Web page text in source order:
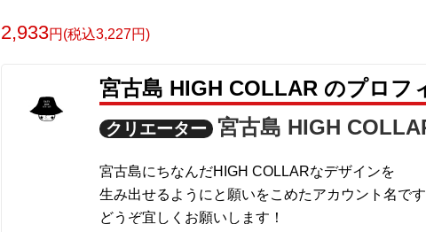
2,933円(税込3,227円)
宮古島 HIGH COLLAR のプロフ
クリエーター 宮古島 HIGH
宮古島にちなんだHIGH COLLARなデザインを
生み出せるようにと願いをこめたアカウント名です
どうぞ宜しくお願いします！